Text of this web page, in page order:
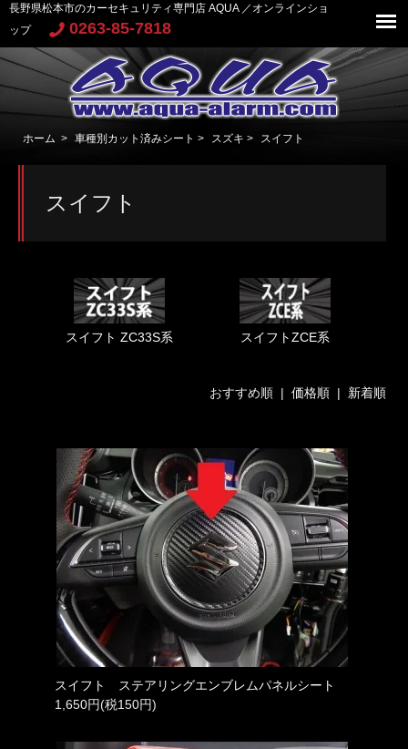
長野県松本市のカーセキュリティ専門店 AQUA ／オンラインショ
ップ
0263-85-7818
ホーム > 車種別カット済みシート > スズキ > スイフト
スイフト
スイフト ZC33S系 スイフトZCE系
おすすめ順 | 価格順| 新着順
スイフト ステアリングエンブレムパネルシート
1,650円(税150円)